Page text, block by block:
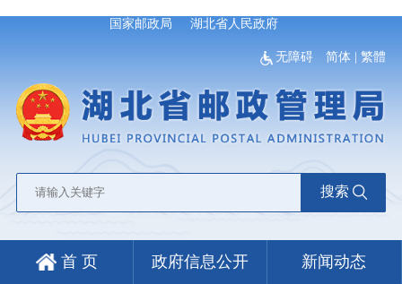
国家邮政局 湖北省人民政府
无障碍 简体 |繁體
搜索
首 页 政府信息公开 新闻动态